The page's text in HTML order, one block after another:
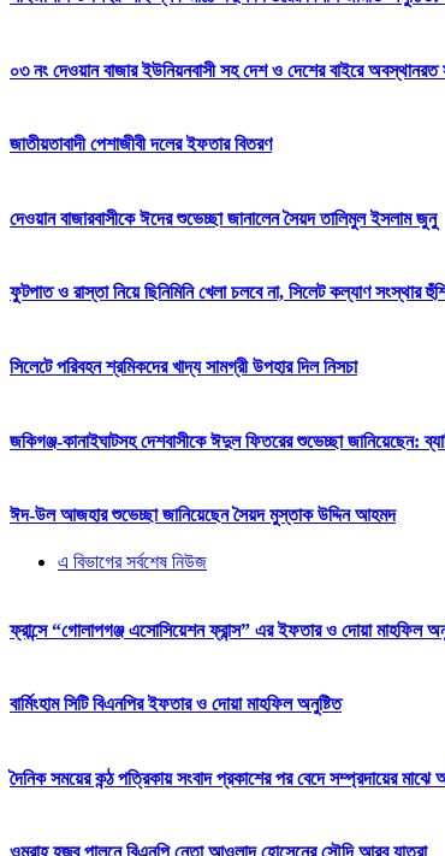
০৩ নং দেওয়ান বাজার ইউনিয়নবাসী সহ দেশ ও দেশের বাইরে
জাতীয়তাবাদী পেশাজীবী দলের ইফতার বিতরণ
দেওয়ান বাজারবাসীকে ঈদের শুভেচ্ছা জানালেন সৈয়দ তালিমুল ইসলাম জুনু
ফুটপাত ও রাস্তা নিয়ে ছিনিমিনি খেলা চলবে না, সিলেট কল্যাণ সংস্থার
সিলেটে পরিবহন শ্রমিকদের খাদ্য সামগ্রী উপহার দিল নিসচা
জকিগঞ্জ-কানাইঘাটসহ দেশবাসীকে ঈদুল ফিতরের শুভেচ্ছা জানিয়েছেন:
ঈদ-উল আজহার শুভেচ্ছা জানিয়েছেন সৈয়দ মুস্তাক উদ্দিন আহমদ
এ বিভাগের সর্বশেষ নিউজ
ফ্রান্সে “গোলাপগঞ্জ এসোসিয়েশন ফ্রান্স” এর ইফতার ও দোয়া মাহফিল
বার্মিংহাম সিটি বিএনপির ইফতার ও দোয়া মাহফিল অনুষ্টিত
দৈনিক সময়ের কন্ঠ পত্রিকায় সংবাদ প্রকাশের পর বেদে সম্প্রদায়ের মাঝে